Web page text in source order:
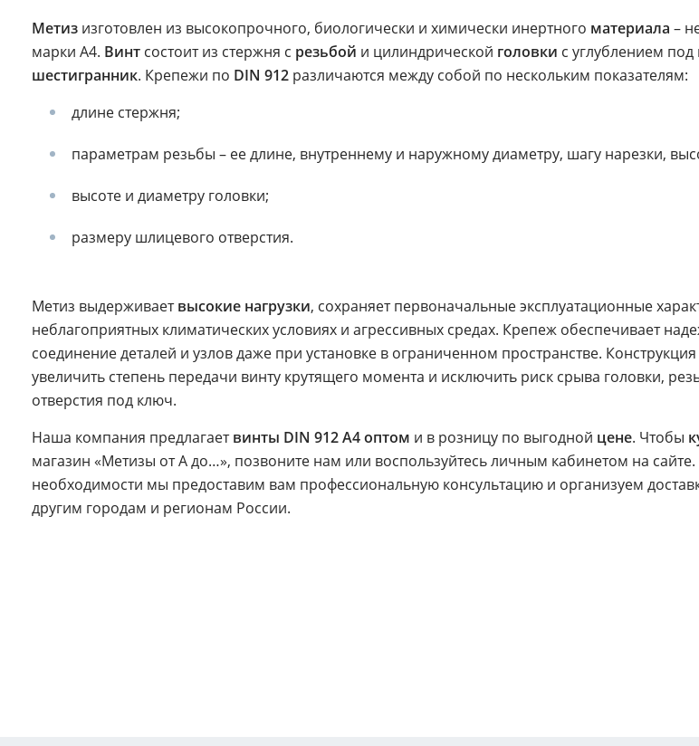
Метиз изготовлен из высокопрочного, биологически и химически инертного материала –
марки А4. Винт состоит из стержня с резьбой и цилиндрической головки с углублением
шестигранник. Крепежи по DIN 912 различаются между собой по нескольким показателям:
длине стержня;
параметрам резьбы – ее длине, внутреннему и наружному диаметру, шагу нарезки,
высоте и диаметру головки;
размеру шлицевого отверстия.
Метиз выдерживаетвысокие нагрузки, сохраняет первоначальные эксплуатационные
неблагоприятных климатических условиях и агрессивных средах. Крепеж обеспечивает
соединение деталей и узлов даже при установке в ограниченном пространстве.
увеличить степень передачи винту крутящего момента и исключить риск срыва головки,
отверстия под ключ.
Наша компания предлагаетвинты DIN 912 A4 оптом и в розницу по выгодной цене. Чтобы
магазин «Метизы от А до…», позвоните нам или воспользуйтесь личным кабинетом на
необходимости мы предоставим вам профессиональную консультацию и организуем
другим городам и регионам России.